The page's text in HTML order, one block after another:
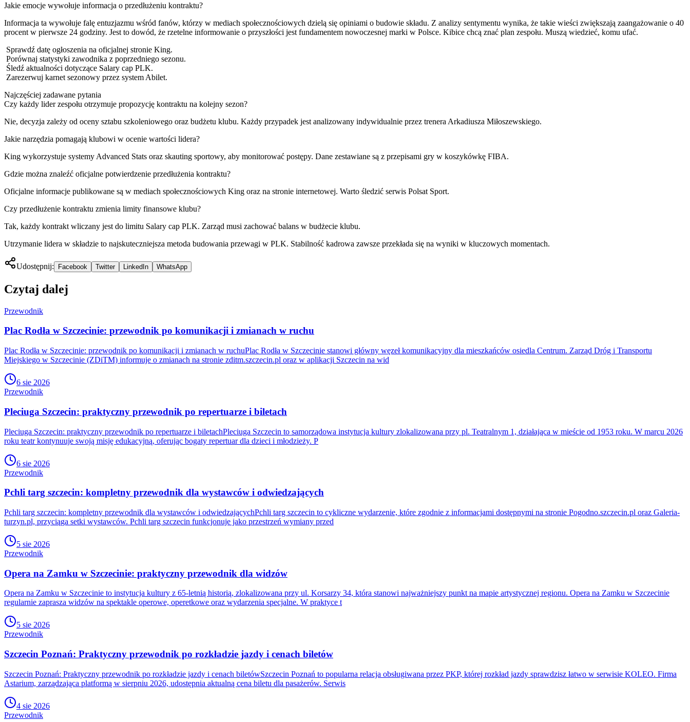
Jakie emocje wywołuje informacja o przedłużeniu kontraktu?
Informacja ta wywołuje falę entuzjazmu wśród fanów, którzy w mediach społecznościowych dzielą się opiniami o budowie składu. Z analizy sentymentu wynika, że takie wieści zwiększają zaangażowanie o 40
procent w pierwsze 24 godziny. Jest to dowód, że rzetelne informowanie o przyszłości jest fundamentem nowoczesnej marki w Polsce. Kibice chcą znać plan zespołu. Muszą wiedzieć, komu ufać.
Sprawdź datę ogłoszenia na oficjalnej stronie King.
Porównaj statystyki zawodnika z poprzedniego sezonu.
Śledź aktualności dotyczące Salary cap PLK.
Zarezerwuj karnet sezonowy przez system Abilet.
Najczęściej zadawane pytania
Czy każdy lider zespołu otrzymuje propozycję kontraktu na kolejny sezon?
Nie, decyzja zależy od oceny sztabu szkoleniowego oraz budżetu klubu. Każdy przypadek jest analizowany indywidualnie przez trenera Arkadiusza Miłoszewskiego.
Jakie narzędzia pomagają klubowi w ocenie wartości lidera?
King wykorzystuje systemy Advanced Stats oraz skauting sportowy, aby monitorować postępy. Dane zestawiane są z przepisami gry w koszykówkę FIBA.
Gdzie można znaleźć oficjalne potwierdzenie przedłużenia kontraktu?
Oficjalne informacje publikowane są w mediach społecznościowych King oraz na stronie internetowej. Warto śledzić serwis Polsat Sport.
Czy przedłużenie kontraktu zmienia limity finansowe klubu?
Tak, każdy kontrakt wliczany jest do limitu Salary cap PLK. Zarząd musi zachować balans w budżecie klubu.
Utrzymanie lidera w składzie to najskuteczniejsza metoda budowania przewagi w PLK. Stabilność kadrowa zawsze przekłada się na wyniki w kluczowych momentach.
Udostępnij: Facebook Twitter LinkedIn WhatsApp
Czytaj dalej
Przewodnik
Plac Rodła w Szczecinie: przewodnik po komunikacji i zmianach w ruchu
Plac Rodła w Szczecinie: przewodnik po komunikacji i zmianach w ruchuPlac Rodła w Szczecinie stanowi główny węzeł komunikacyjny dla mieszkańców osiedla Centrum. Zarząd Dróg i Transportu
Miejskiego w Szczecinie (ZDiTM) informuje o zmianach na stronie zditm.szczecin.pl oraz w aplikacji Szczecin na wid
6 sie 2026
Przewodnik
Pleciuga Szczecin: praktyczny przewodnik po repertuarze i biletach
Pleciuga Szczecin: praktyczny przewodnik po repertuarze i biletachPleciuga Szczecin to samorządowa instytucja kultury zlokalizowana przy pl. Teatralnym 1, działająca w mieście od 1953 roku. W marcu 2026
roku teatr kontynuuje swoją misję edukacyjną, oferując bogaty repertuar dla dzieci i młodzieży. P
6 sie 2026
Przewodnik
Pchli targ szczecin: kompletny przewodnik dla wystawców i odwiedzających
Pchli targ szczecin: kompletny przewodnik dla wystawców i odwiedzającychPchli targ szczecin to cykliczne wydarzenie, które zgodnie z informacjami dostępnymi na stronie Pogodno.szczecin.pl oraz Galeria-
turzyn.pl, przyciąga setki wystawców. Pchli targ szczecin funkcjonuje jako przestrzeń wymiany przed
5 sie 2026
Przewodnik
Opera na Zamku w Szczecinie: praktyczny przewodnik dla widzów
Opera na Zamku w Szczecinie to instytucja kultury z 65-letnią historią, zlokalizowana przy ul. Korsarzy 34, która stanowi najważniejszy punkt na mapie artystycznej regionu. Opera na Zamku w Szczecinie
regularnie zaprasza widzów na spektakle operowe, operetkowe oraz wydarzenia specjalne. W praktyce t
5 sie 2026
Przewodnik
Szczecin Poznań: Praktyczny przewodnik po rozkładzie jazdy i cenach biletów
Szczecin Poznań: Praktyczny przewodnik po rozkładzie jazdy i cenach biletówSzczecin Poznań to popularna relacja obsługiwana przez PKP, której rozkład jazdy sprawdzisz łatwo w serwisie KOLEO. Firma
Astarium, zarządzająca platformą w sierpniu 2026, udostępnia aktualną cena biletu dla pasażerów. Serwis
4 sie 2026
Przewodnik